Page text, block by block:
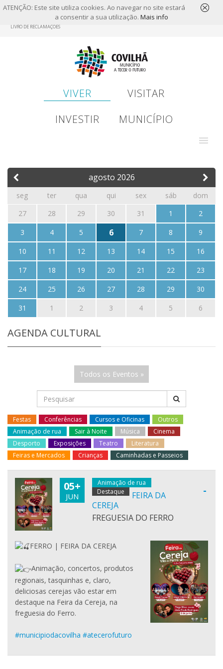
ATENÇÃO: Este site utiliza cookies. Ao navegar no site estará
a consentir a sua utilização. Mais info
LIVRO DE RECLAMAÇÕES
VIVER
VISITAR
INVESTIR
MUNICÍPIO
agosto 2026
seg ter qua qui sex sáb
dom
27
28 29 30 31 1
2
3
4 5 6 7 8
9
10
11 12 13 14 15
16
17
18 19 20 21 22
23
24
25 26 27 28 29
30
31
1 2 3 4 5 6
AGENDA CULTURAL
Todos os Eventos »
Festas Conferências Cursos e Oficinas
Outros
Animação de rua
Sair à Noite Música
Cinema
Desporto
Exposições Teatro
Literatura
Feiras e Mercados
Crianças Caminhadas e Passeios
-
05+
JUN
Animação de rua
Destaque
FEIRA DA
CEREJA
FREGUESIA DO FERRO
FERRO | FEIRA DA CEREJA
Animação, concertos, produtos
regionais, tasquinhas e, claro,
deliciosas cerejas vão estar em
destaque na Feira da Cereja, na
freguesia do Ferro.
#municipiodacovilha #atecerofuturo